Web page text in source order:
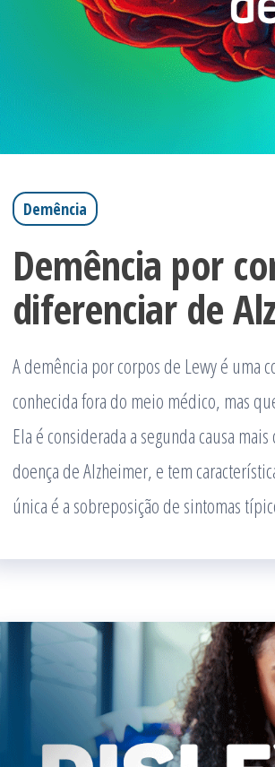
Demência
Demência por
diferenciar de
A demência por corpos de Lewy é uma
conhecida fora do meio médico, mas
Ela é considerada a segunda causa
doença de Alzheimer, e tem
única é a sobreposição de sintomas